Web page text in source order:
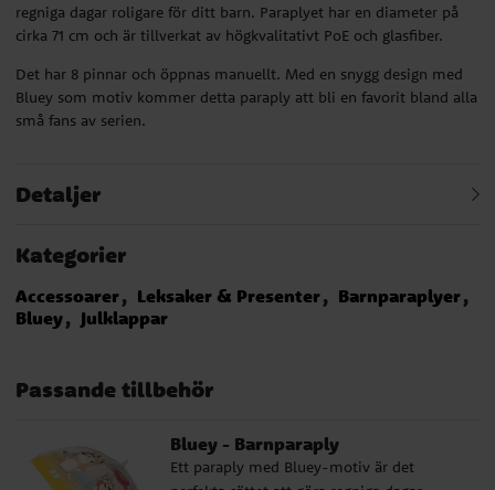
regniga dagar roligare för ditt barn. Paraplyet har en diameter på
cirka 71 cm och är tillverkat av högkvalitativt PoE och glasfiber.
Det har 8 pinnar och öppnas manuellt. Med en snygg design med
Bluey som motiv kommer detta paraply att bli en favorit bland alla
små fans av serien.
Detaljer
Kategorier
Accessoarer Leksaker & Presenter
Barnparaplyer
Bluey
Julklappar
Passande tillbehör
Bluey - Barnparaply
Ett paraply med Bluey-motiv är det